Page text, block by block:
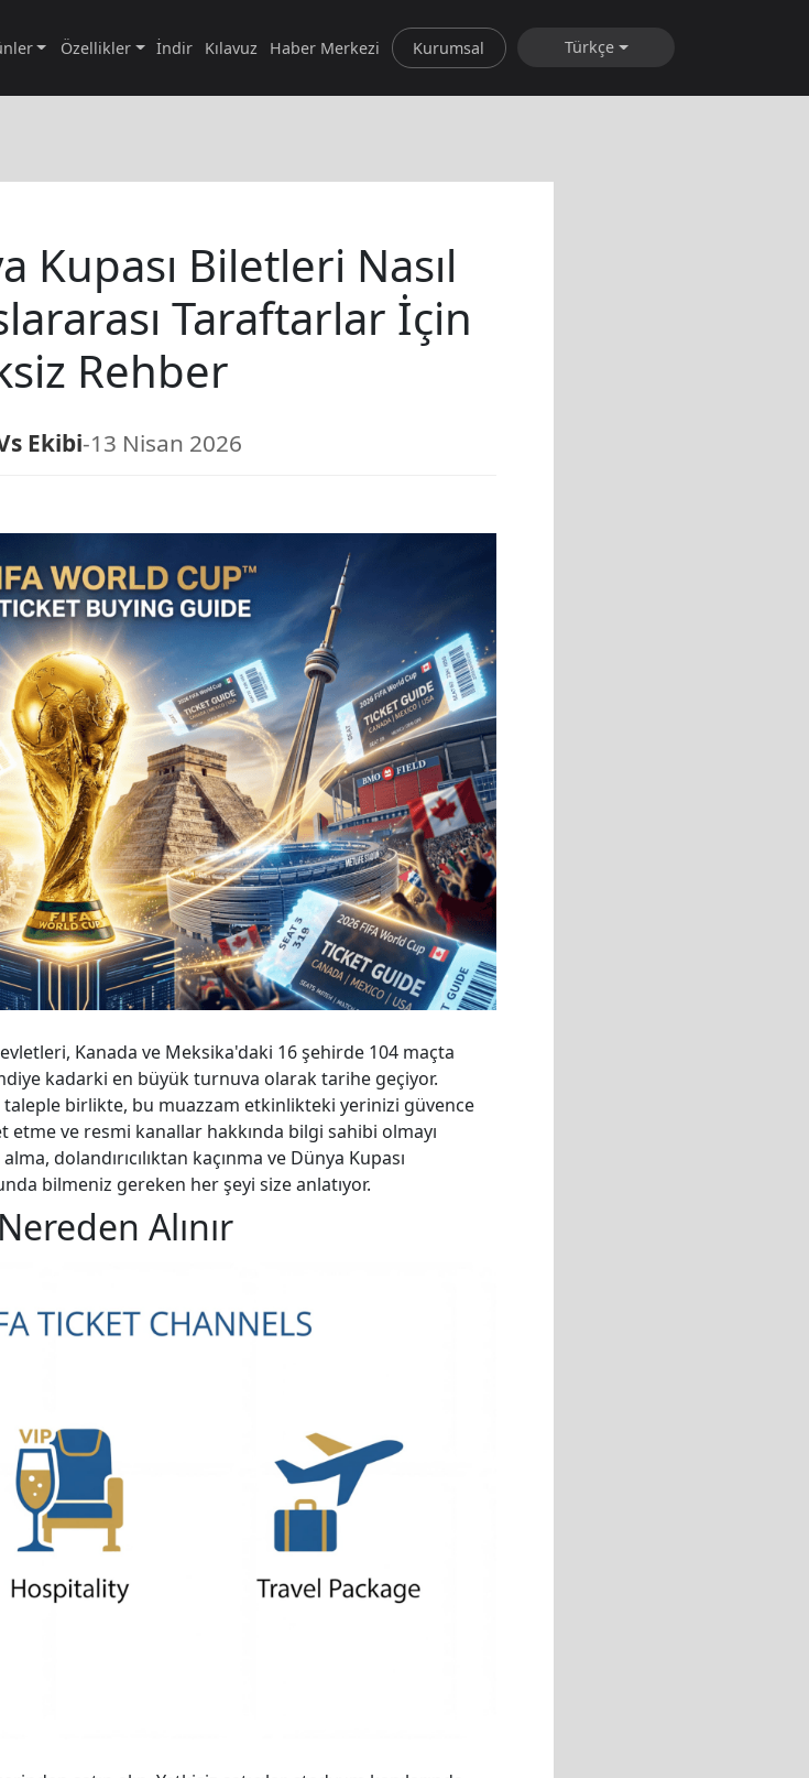
Özellikler İndir Kılavuz Haber Merkezi Kurumsal Türkçe
Kupası Biletleri Nasıl
Taraftarlar İçin
Rehber
Ekibi-13 Nisan 2026
Kanada ve Meksika'daki 16 şehirde 104 maçta
kadarki en büyük turnuva olarak tarihe geçiyor.
birlikte, bu muazzam etkinlikteki yerinizi güvence
etme ve resmi kanallar hakkında bilgi sahibi olmayı
dolandırıcılıktan kaçınma ve Dünya Kupası
bilmeniz gereken her şeyi size anlatıyor.
Alınır